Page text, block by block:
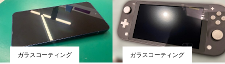
ガラスコーティング ガラスコーティング